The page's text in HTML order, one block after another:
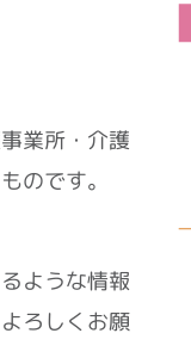
業所・介護
のです。
ような情報
ろしくお願